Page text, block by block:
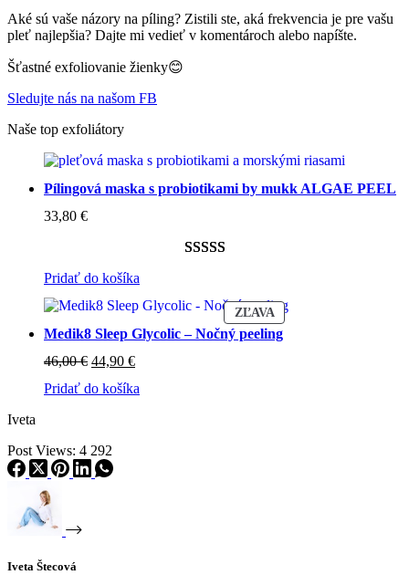
Aké sú vaše názory na píling? Zistili ste, aká frekvencia je pre vašu
pleť najlepšia? Dajte mi vedieť v komentároch alebo napíšte.
Šťastné exfoliovanie žienky😊
Sledujte nás na našom FB
Naše top exfoliátory
Pílingová maska s probiotikami by mukk ALGAE PEEL
33,80 €
základe
zákazníckych
Pridať do košíka
ZĽAVAZĽAVNENÝ
PRODUKT
Medik8 Sleep Glycolic – Nočný peeling
46,00€ Pôvodná
bola:
44,90 €Aktuálna
je:
Pridať do košíka
Iveta
Post Views: 4 292
Iveta Štecová